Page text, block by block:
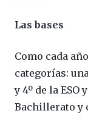
Las bases
Como cada
categorías:
y 4º de la ESO
Bachillerato y